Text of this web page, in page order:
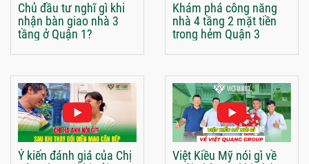
Chủ đầu tư nghĩ gì khi
nhận bàn giao nhà 3
tầng ở Quận 1?
Khám phá công năng
nhà 4 tầng 2 mặt tiền
trong hẻm Quận 3
Ý kiến đánh giá của Chị
Việt Kiều Mỹ nói gì về